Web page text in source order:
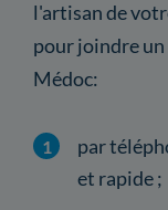
l'artisan de
pour joindre
Médoc:
par
et rapide ;